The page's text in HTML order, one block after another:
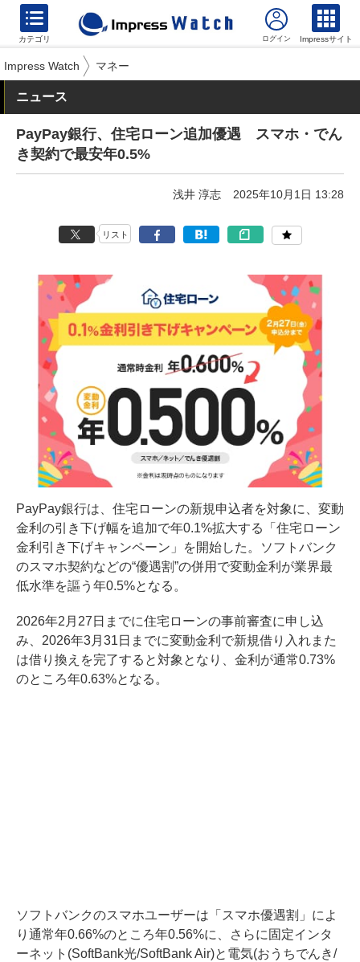
カテゴリ Impressサイト
Impress Watch マネー
ニュース
PayPay銀行、住宅ローン追加優遇 スマホ・でん
き契約で最安年0.5%
浅井 淳志 2025年10月1日 13:28
リスト
PayPay銀行は、住宅ローンの新規申込者を対象に、変動
金利の引き下げ幅を追加で年0.1%拡大する「住宅ローン
金利引き下げキャンペーン」を開始した。ソフトバンク
のスマホ契約などの“優遇割”の併用で変動金利が業界最
低水準を謳う年0.5%となる。
2026年2月27日までに住宅ローンの事前審査に申し込
み、2026年3月31日までに変動金利で新規借り入れまた
は借り換えを完了すると対象となり、金利が通常0.73%
のところ年0.63%となる。
ソフトバンクのスマホユーザーは「スマホ優遇割」によ
り通常年0.66%のところ年0.56%に、さらに固定インタ
ーネット(SoftBank光/SoftBank Air)と電気(おうちでんき/